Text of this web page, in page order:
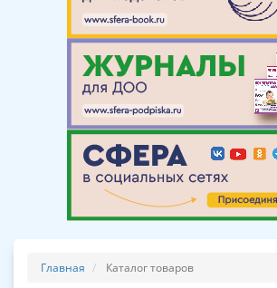
Главная Каталог товаров